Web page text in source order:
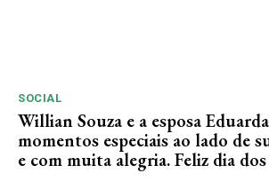
SOCIAL
Willian Souza e a esposa
momentos especiais ao lado de
e com muita alegria. Feliz dia dos